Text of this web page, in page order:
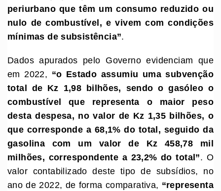
periurbano que têm um consumo reduzido ou
nulo de combustível, e vivem com condições
mínimas de subsistência”.
Dados apurados pelo Governo evidenciam que
em 2022, “o Estado assumiu uma subvenção
total de Kz 1,98 bilhões, sendo o gasóleo o
combustível que representa o maior peso
desta despesa, no valor de Kz 1,35 bilhões, o
que corresponde a 68,1% do total, seguido da
gasolina com um valor de Kz 458,78 mil
milhões, correspondente a 23,2% do total”. O
valor contabilizado deste tipo de subsídios, no
ano de 2022, de forma comparativa, “representa